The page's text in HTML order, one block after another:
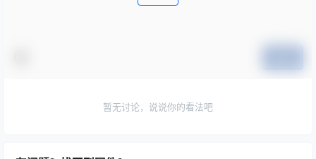
暂无讨论，说说你的看法吧